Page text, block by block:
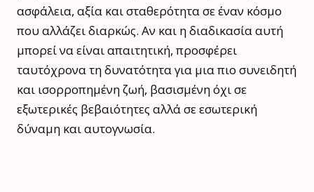
ασφάλεια, αξία και σταθερότητα σε έναν κόσμο
που αλλάζει διαρκώς. Αν και η διαδικασία αυτή
μπορεί να είναι απαιτητική, προσφέρει
ταυτόχρονα τη δυνατότητα για μια πιο συνειδητή
και ισορροπημένη ζωή, βασισμένη όχι σε
εξωτερικές βεβαιότητες αλλά σε εσωτερική
δύναμη και αυτογνωσία.